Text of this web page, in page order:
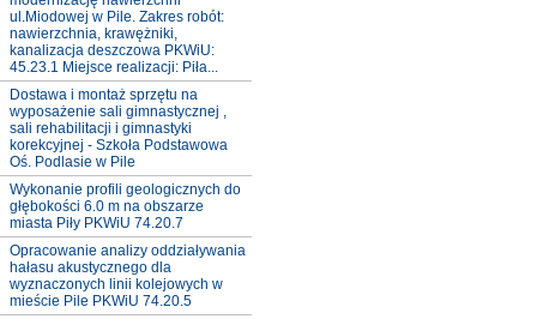
ul.Miodowej w Pile. Zakres robót:
nawierzchnia, krawężniki,
kanalizacja deszczowa PKWiU:
45.23.1 Miejsce realizacji: Piła...
Dostawa i montaż sprzętu na
wyposażenie sali gimnastycznej ,
sali rehabilitacji i gimnastyki
korekcyjnej - Szkoła Podstawowa
Oś. Podlasie w Pile
Wykonanie profili geologicznych do
głębokości 6.0 m na obszarze
miasta Piły PKWiU 74.20.7
Opracowanie analizy oddziaływania
hałasu akustycznego dla
wyznaczonych linii kolejowych w
mieście Pile PKWiU 74.20.5